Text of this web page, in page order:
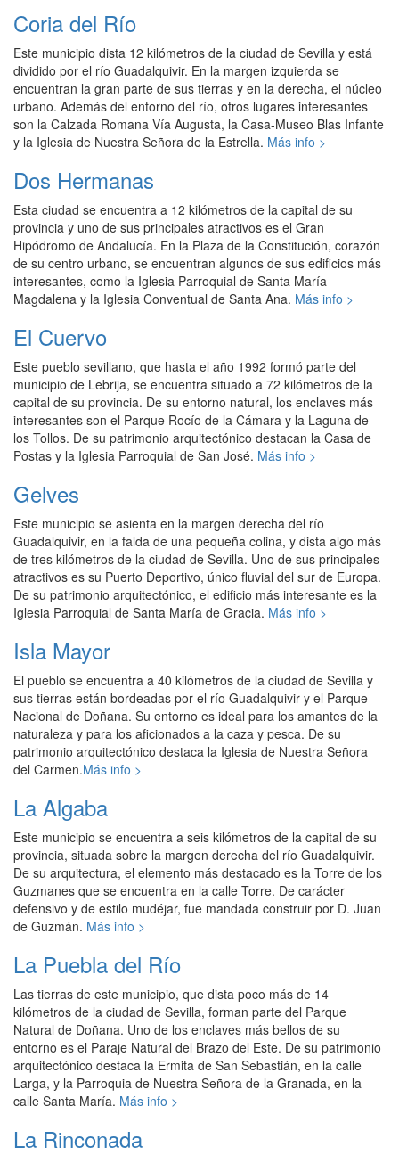
Coria del Río
Este municipio dista 12 kilómetros de la ciudad de Sevilla y está
dividido por el río Guadalquivir. En la margen izquierda se
encuentran la gran parte de sus tierras y en la derecha, el núcleo
urbano. Además del entorno del río, otros lugares interesantes
son la Calzada Romana Vía Augusta, la Casa-Museo Blas Infante
y la Iglesia de Nuestra Señora de la Estrella. Más info >
Dos Hermanas
Esta ciudad se encuentra a 12 kilómetros de la capital de su
provincia y uno de sus principales atractivos es el Gran
Hipódromo de Andalucía. En la Plaza de la Constitución, corazón
de su centro urbano, se encuentran algunos de sus edificios más
interesantes, como la Iglesia Parroquial de Santa María
Magdalena y la Iglesia Conventual de Santa Ana. Más info >
El Cuervo
Este pueblo sevillano, que hasta el año 1992 formó parte del
municipio de Lebrija, se encuentra situado a 72 kilómetros de la
capital de su provincia. De su entorno natural, los enclaves más
interesantes son el Parque Rocío de la Cámara y la Laguna de
los Tollos. De su patrimonio arquitectónico destacan la Casa de
Postas y la Iglesia Parroquial de San José. Más info >
Gelves
Este municipio se asienta en la margen derecha del río
Guadalquivir, en la falda de una pequeña colina, y dista algo más
de tres kilómetros de la ciudad de Sevilla. Uno de sus principales
atractivos es su Puerto Deportivo, único fluvial del sur de Europa.
De su patrimonio arquitectónico, el edificio más interesante es la
Iglesia Parroquial de Santa María de Gracia. Más info >
Isla Mayor
El pueblo se encuentra a 40 kilómetros de la ciudad de Sevilla y
sus tierras están bordeadas por el río Guadalquivir y el Parque
Nacional de Doñana. Su entorno es ideal para los amantes de la
naturaleza y para los aficionados a la caza y pesca. De su
patrimonio arquitectónico destaca la Iglesia de Nuestra Señora
del Carmen.Más info >
La Algaba
Este municipio se encuentra a seis kilómetros de la capital de su
provincia, situada sobre la margen derecha del río Guadalquivir.
De su arquitectura, el elemento más destacado es la Torre de los
Guzmanes que se encuentra en la calle Torre. De carácter
defensivo y de estilo mudéjar, fue mandada construir por D. Juan
de Guzmán. Más info >
La Puebla del Río
Las tierras de este municipio, que dista poco más de 14
kilómetros de la ciudad de Sevilla, forman parte del Parque
Natural de Doñana. Uno de los enclaves más bellos de su
entorno es el Paraje Natural del Brazo del Este. De su patrimonio
arquitectónico destaca la Ermita de San Sebastián, en la calle
Larga, y la Parroquia de Nuestra Señora de la Granada, en la
calle Santa María. Más info >
La Rinconada